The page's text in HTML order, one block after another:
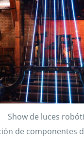
Show de luces
de componentes